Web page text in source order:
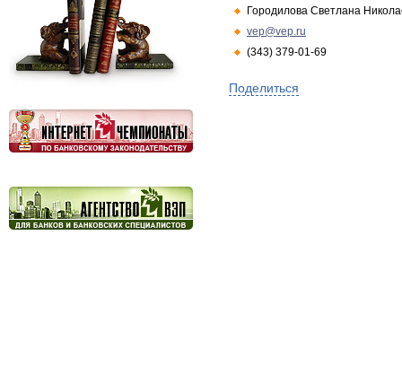
Городилова Светлана
vep@vep.ru
(343) 379-01-69
Поделиться